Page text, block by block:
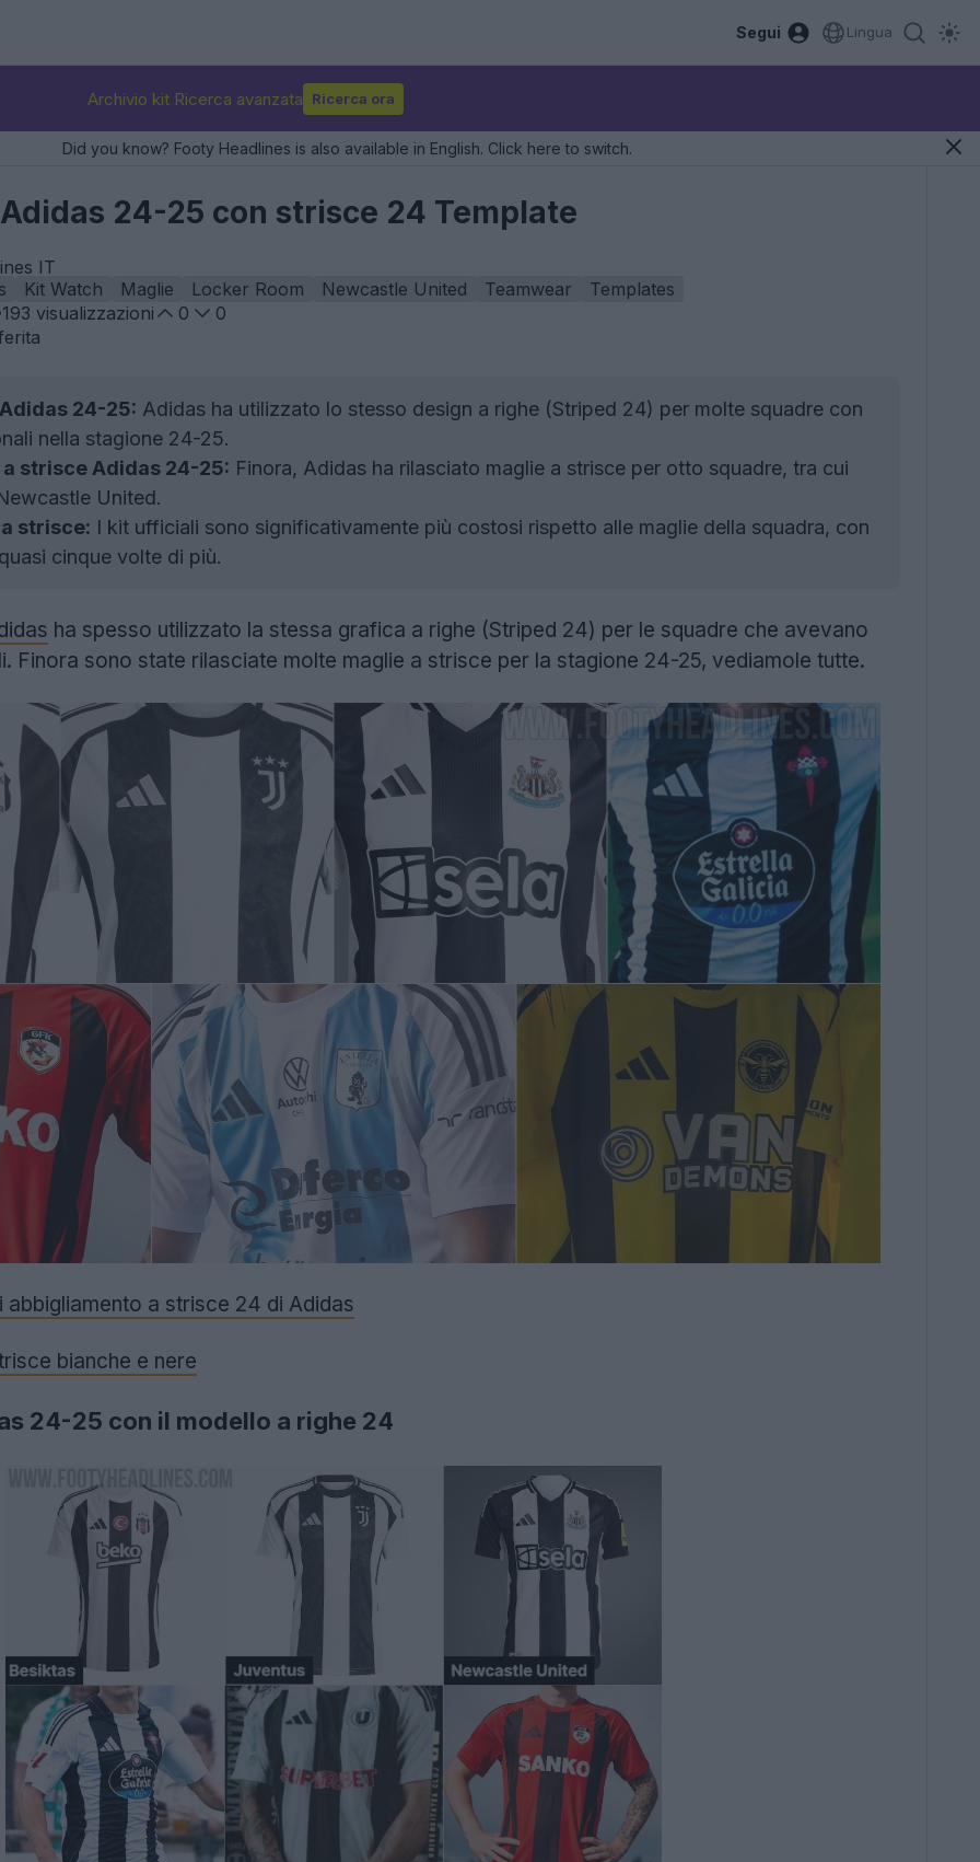
Segui Lingua
Archivio kit Ricerca avanzata Ricerca ora
Did you know? Footy Headlines is also available in English. Click here to switch.
24-25 con strisce 24 Template
IT
Kit Watch Maglie Locker Room Newcastle United Teamwear
Templates
193 visualizzazioni 0
0
24-25: Adidas ha utilizzato lo stesso design a righe (Striped 24) per molte squadre con
nella stagione 24-25.
strisce Adidas 24-25: Finora, Adidas ha rilasciato maglie a strisce per otto squadre, tra cui
United.
strisce: I kit ufficiali sono significativamente più costosi rispetto alle maglie della squadra, con
cinque volte di più.
ha spesso utilizzato la stessa grafica a righe (Striped 24) per le squadre che avevano
Finora sono state rilasciate molte maglie a strisce per la stagione 24-25, vediamole tutte.
abbigliamento a strisce 24 di Adidas
bianche e nere
24-25 con il modello a righe 24